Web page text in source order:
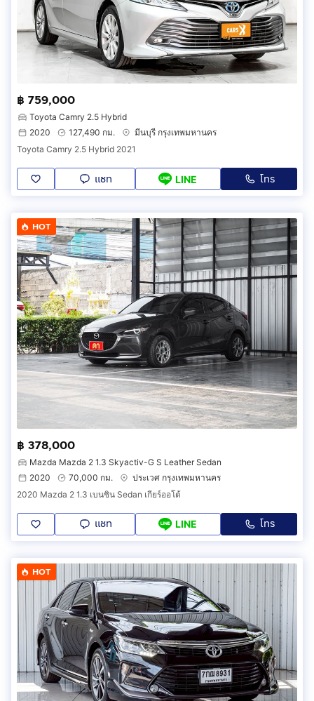
฿ 759,000
Toyota Camry 2.5 Hybrid
2020
127,490 กม.
มีนบุรี กรุงเทพมหานคร
Toyota Camry 2.5 Hybrid 2021
แชท LINE โทร
HOT
฿ 378,000
Mazda Mazda 2 1.3 Skyactiv-G S Leather Sedan
2020
70,000 กม.
ประเวศ กรุงเทพมหานคร
2020 Mazda 2 1.3 เบนซิน Sedan เกียร์ออโต้
แชท LINE โทร
HOT